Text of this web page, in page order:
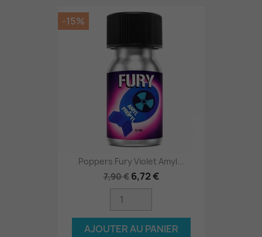
Poppers Fury Violet Amyl...
7,90 € 6,72 €
AJOUTER AU PANIER
-15%